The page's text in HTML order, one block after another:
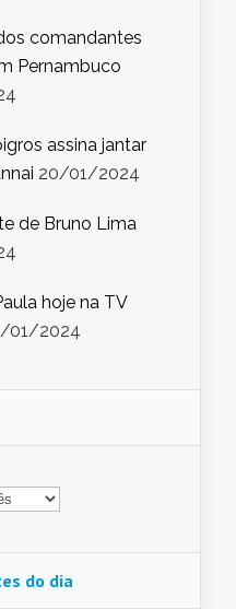
comandantes
Pernambuco
assina jantar
20/01/2024
de Bruno Lima
hoje na TV
01/2024
do dia